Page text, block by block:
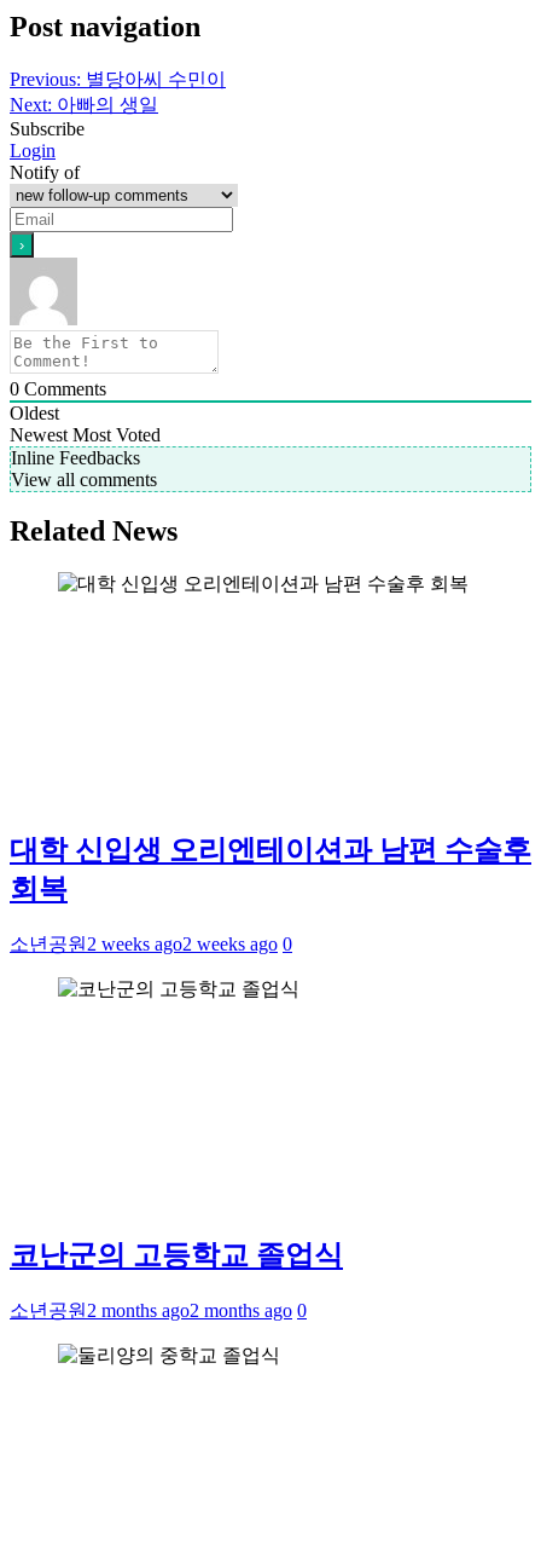
Post navigation
Previous: 별당아씨 수민이
Next: 아빠의 생일
Subscribe
Login
Notify of
0 Comments
Oldest
Newest Most Voted
Inline Feedbacks
View all comments
Related News
대학 신입생 오리엔테이션과 남편 수술후
회복
소년공원 2 weeks ago2 weeks ago 0
코난군의 고등학교 졸업식
소년공원 2 months ago2 months ago 0